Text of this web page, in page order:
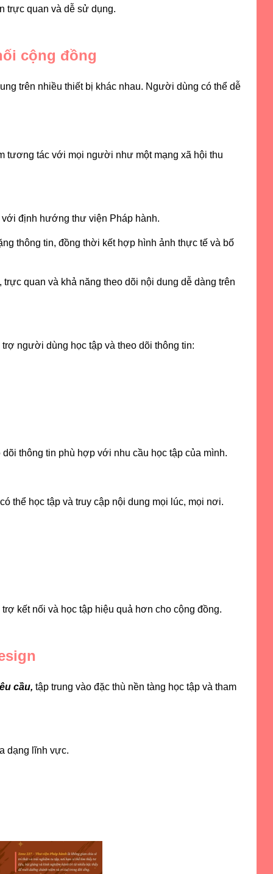
trực quan và dễ sử dụng.
cộng đồng
trên nhiều thiết bị khác nhau. Người dùng có thể dễ
tương tác với mọi người như một mạng xã hội thu
định hướng thư viện Pháp hành.
thông tin, đồng thời kết hợp hình ảnh thực tế và bố
quan và khả năng theo dõi nội dung dễ dàng trên
người dùng học tập và theo dõi thông tin:
thông tin phù hợp với nhu cầu học tập của mình.
thể học tập và truy cập nội dung mọi lúc, mọi nơi.
kết nối và học tập hiệu quả hơn cho cộng đồng.
cầu, tập trung vào đặc thù nền tàng học tập và tham
dạng lĩnh vực.